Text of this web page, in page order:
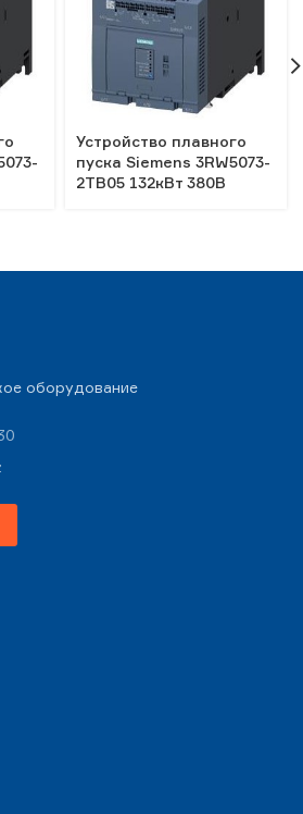
Устройство плавного
пуска Siemens 3RW5073-
2TB05 132кВт 380В
оборудование